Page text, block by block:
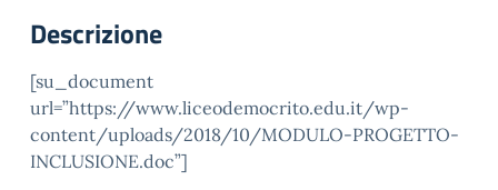
Descrizione
[su_document
url=”https://www.liceodemocrito.edu.it/wp-
content/uploads/2018/10/MODULO-PROGETTO-
INCLUSIONE.doc”]